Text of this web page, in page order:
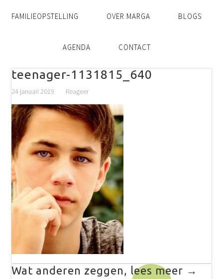
FAMILIEOPSTELLING OVER MARGA BLOGS
AGENDA CONTACT
teenager-1131815_640
24 januari 2019 Reageer
Wat anderen zeggen, lees meer →